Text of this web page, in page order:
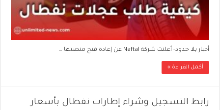
أخبار بلا حدود- أعلنت شركة Naftal عن إعادة فتح منصتها …
أكمل القراءة »
رابط التسجيل وشراء إطارات نفطال بأسعار